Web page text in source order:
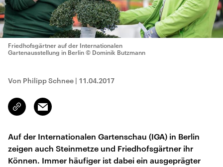
Friedhofsgärtner auf der Internationalen
Gartenausstellung in Berlin © Dominik Butzmann
Von Philipp Schnee | 11.04.2017
Link
kopieren/teilen
Email
Auf der Internationalen Gartenschau (IGA) in Berlin
zeigen auch Steinmetze und Friedhofsgärtner ihr
Können. Immer häufiger ist dabei ein ausgeprägter